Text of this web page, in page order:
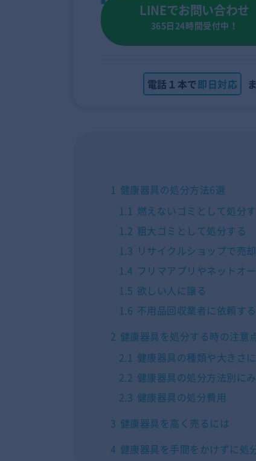
LINEでお問い合わせ
365日24時間受付中！
電話１本で即日対応
1 健康器具の処分方法6選
1.1 燃えないゴミとして処分
1.2 粗大ゴミとして処分する
1.3 リサイクルショップで売
1.4 フリマアプリやネットオ
1.5 欲しい人に譲る
1.6 不用品回収業者に依頼する
2 健康器具を処分する時の注意
2.1 健康器具の種類や大きさ
2.2 健康器具の処分方法別に
2.3 健康器具の処分費用
3 健康器具を高く売るには
4 健康器具を手間をかけずに処